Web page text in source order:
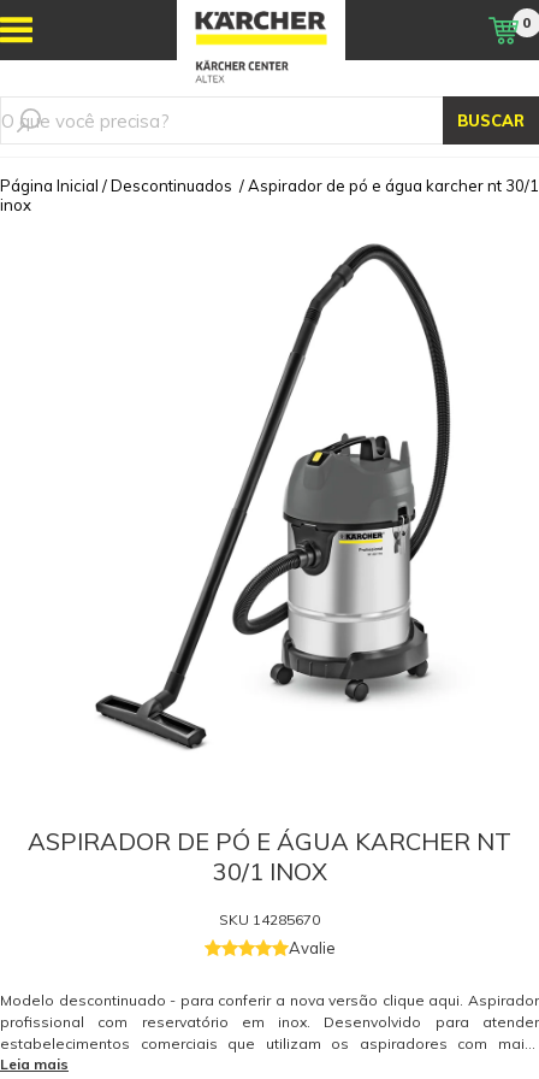
BUSCAR
0
Página Inicial /Descontinuados /Aspirador de pó e água karcher nt 30/1
inox
ASPIRADOR DE PÓ E ÁGUA KARCHER NT
30/1 INOX
SKU 14285670
Avalie
Modelo descontinuado - para conferir a nova versão clique aqui. Aspirador
profissional com reservatório em inox. Desenvolvido para atender
estabelecimentos comerciais que utilizam os aspiradores com maior
frequência e têm necessidade de aspirar pó e líquido. Ergonômicos e com
Leia mais